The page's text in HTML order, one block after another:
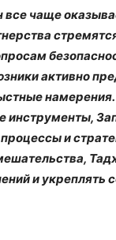
чаще
активно
намерения.
инструменты,
и
и укреплять